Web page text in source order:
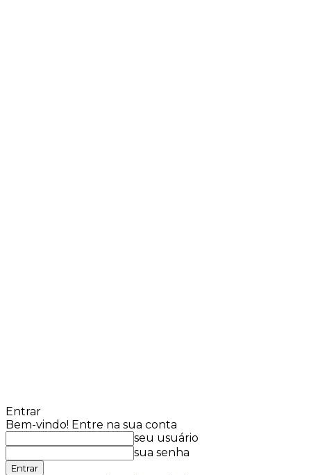
Entrar
Bem-vindo! Entre na sua conta
seu usuário
sua senha